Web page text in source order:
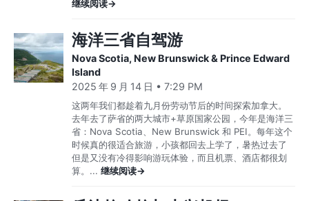
继续阅读→
海洋三省自驾游
Nova Scotia, New Brunswick & Prince Edward
Island
2025 年 9 月 14 日 • 7:29 PM
这两年我们都趁着九月份劳动节后的时间探索加拿大。
去年去了萨省的两大城市+草原国家公园，今年是海洋三
省：Nova Scotia、New Brunswick 和 PEI。每年这个
时候真的很适合旅游，小孩都回去上学了，暑热过去了
但是又没有冷得影响游玩体验，而且机票、酒店都很划
算。... 继续阅读→